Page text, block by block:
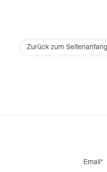
Zurück zum Seitenanfang
Email*